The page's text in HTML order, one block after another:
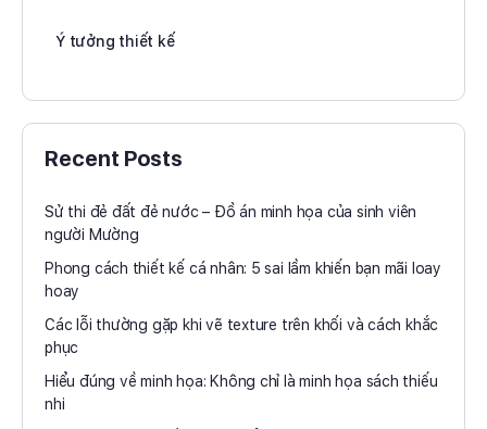
Ý tưởng thiết kế
Recent Posts
Sử thi đẻ đất đẻ nước – Đồ án minh họa của sinh viên
người Mường
Phong cách thiết kế cá nhân: 5 sai lầm khiến bạn mãi loay
hoay
Các lỗi thường gặp khi vẽ texture trên khối và cách khắc
phục
Hiểu đúng về minh họa: Không chỉ là minh họa sách thiếu
nhi